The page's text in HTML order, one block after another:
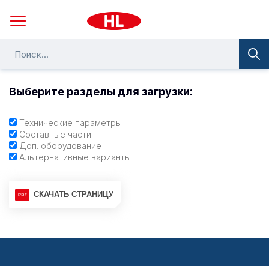
Выберите разделы для загрузки:
Технические параметры
Составные части
Доп. оборудование
Альтернативные варианты